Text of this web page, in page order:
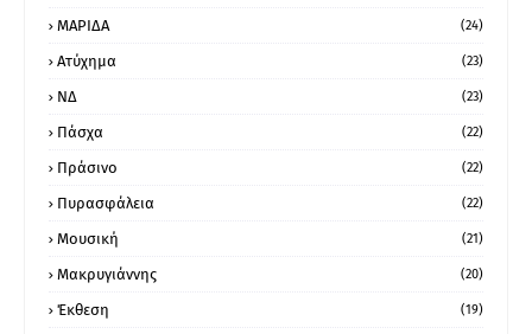
ΜΑΡΙΔΑ (24)
Ατύχημα (23)
ΝΔ (23)
Πάσχα (22)
Πράσινο (22)
Πυρασφάλεια (22)
Μουσική (21)
Μακρυγιάννης (20)
Έκθεση (19)